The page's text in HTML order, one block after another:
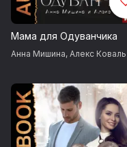
Мама для Одуванчика
Анна Мишина, Алекс Коваль